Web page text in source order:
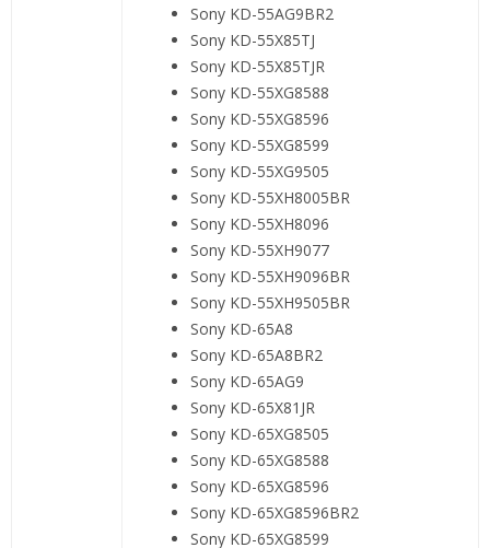
Sony KD-55AG9BR2
Sony KD-55X85TJ
Sony KD-55X85TJR
Sony KD-55XG8588
Sony KD-55XG8596
Sony KD-55XG8599
Sony KD-55XG9505
Sony KD-55XH8005BR
Sony KD-55XH8096
Sony KD-55XH9077
Sony KD-55XH9096BR
Sony KD-55XH9505BR
Sony KD-65A8
Sony KD-65A8BR2
Sony KD-65AG9
Sony KD-65X81JR
Sony KD-65XG8505
Sony KD-65XG8588
Sony KD-65XG8596
Sony KD-65XG8596BR2
Sony KD-65XG8599